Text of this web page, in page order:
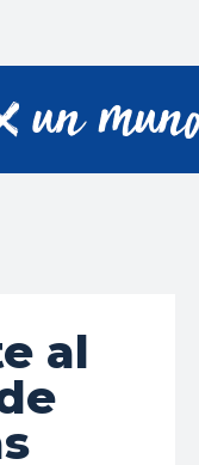
al